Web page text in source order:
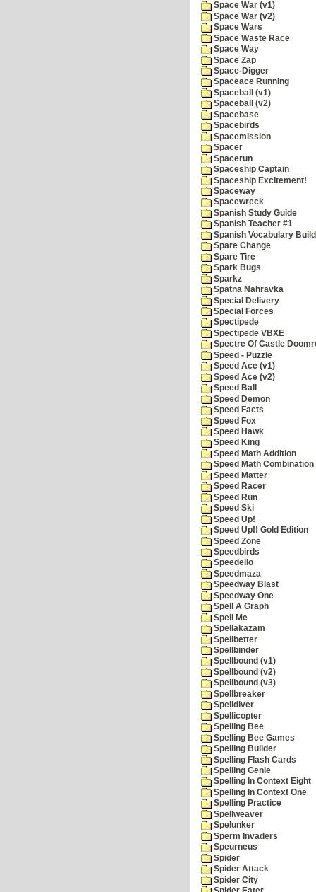
Space War (v1)
Space War (v2)
Space Wars
Space Waste Race
Space Way
Space Zap
Space-Digger
Spaceace Running
Spaceball (v1)
Spaceball (v2)
Spacebase
Spacebirds
Spacemission
Spacer
Spacerun
Spaceship Captain
Spaceship Excitement!
Spaceway
Spacewreck
Spanish Study Guide
Spanish Teacher #1
Spanish Vocabulary
Spare Change
Spare Tire
Spark Bugs
Sparkz
Spatna Nahravka
Special Delivery
Special Forces
Spectipede
Spectipede VBXE
Spectre Of Castle
Speed - Puzzle
Speed Ace (v1)
Speed Ace (v2)
Speed Ball
Speed Demon
Speed Facts
Speed Fox
Speed Hawk
Speed King
Speed Math Addition
Speed Math Combination
Speed Matter
Speed Racer
Speed Run
Speed Ski
Speed Up!
Speed Up!! Gold Edition
Speed Zone
Speedbirds
Speedello
Speedmaza
Speedway Blast
Speedway One
Spell A Graph
Spell Me
Spellakazam
Spellbetter
Spellbinder
Spellbound (v1)
Spellbound (v2)
Spellbound (v3)
Spellbreaker
Spelldiver
Spellicopter
Spelling Bee
Spelling Bee Games
Spelling Builder
Spelling Flash Cards
Spelling Genie
Spelling In Context Eight
Spelling In Context One
Spelling Practice
Spellweaver
Spelunker
Sperm Invaders
Speurneus
Spider
Spider Attack
Spider City